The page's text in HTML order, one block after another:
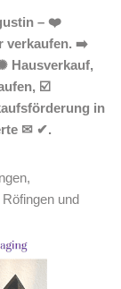
– ❤️
verkaufen. ➡️
Hausverkauf,
☑️
in
✉ ✔.